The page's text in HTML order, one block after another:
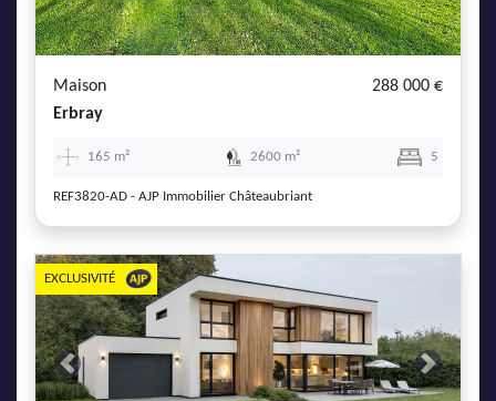
Maison
288 000 €
Erbray
165 m² 2600 m² 5
REF3820-AD - AJP Immobilier Châteaubriant
Previous Next
EXCLUSIVITÉ